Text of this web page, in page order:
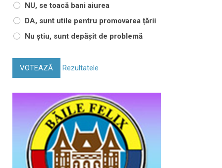
NU, se toacă bani aiurea
DA, sunt utile pentru promovarea țării
Nu știu, sunt depășit de problemă
VOTEAZĂ Rezultatele